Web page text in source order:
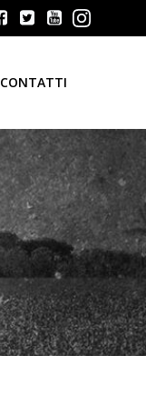
CONTATTI